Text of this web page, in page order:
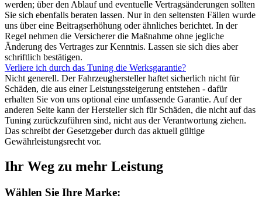
werden; über den Ablauf und eventuelle Vertragsänderungen sollten
Sie sich ebenfalls beraten lassen. Nur in den seltensten Fällen wurde
uns über eine Beitragserhöhung oder ähnliches berichtet. In der
Regel nehmen die Versicherer die Maßnahme ohne jegliche
Änderung des Vertrages zur Kenntnis. Lassen sie sich dies aber
schriftlich bestätigen.
Verliere ich durch das Tuning die Werksgarantie?
Nicht generell. Der Fahrzeughersteller haftet sicherlich nicht für
Schäden, die aus einer Leistungssteigerung entstehen - dafür
erhalten Sie von uns optional eine umfassende Garantie. Auf der
anderen Seite kann der Hersteller sich für Schäden, die nicht auf das
Tuning zurückzuführen sind, nicht aus der Verantwortung ziehen.
Das schreibt der Gesetzgeber durch das aktuell gültige
Gewährleistungsrecht vor.
Ihr Weg zu mehr Leistung
Wählen Sie Ihre Marke: